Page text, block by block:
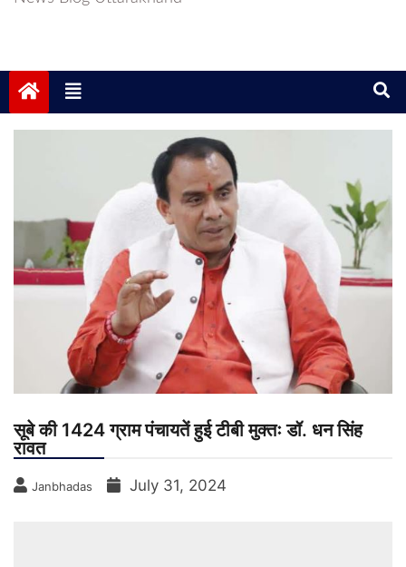
सूबे की 1424 ग्राम पंचायतें हुई टीबी मुक्तः डॉ. धन सिंह
रावत
Janbhadas July 31, 2024